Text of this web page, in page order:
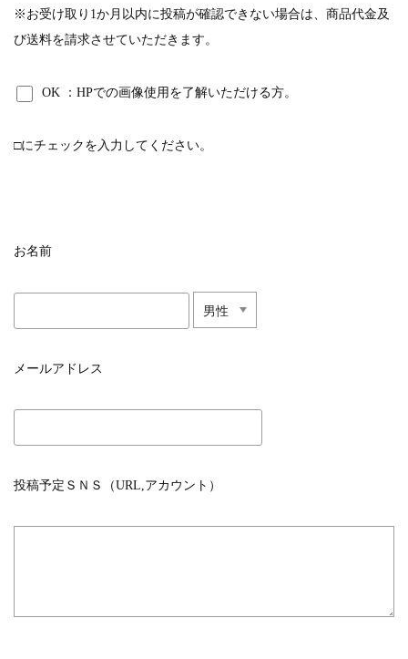
※お受け取り1か月以内に投稿が確認できない場合は、商品代金及
び送料を請求させていただきます。
OK ：HPでの画像使用を了解いただける方。
□にチェックを入力してください。
お名前
メールアドレス
投稿予定ＳＮＳ（URL,アカウント）